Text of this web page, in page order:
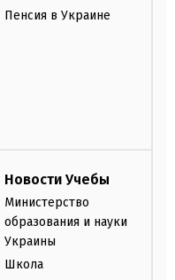
Пенсия в Украине
Новости Учебы
Министерство
образования и науки
Украины
Школа